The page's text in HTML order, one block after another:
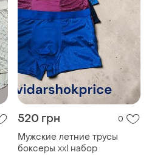
520 грн 0
Мужские летние трусы
боксеры xxl набор